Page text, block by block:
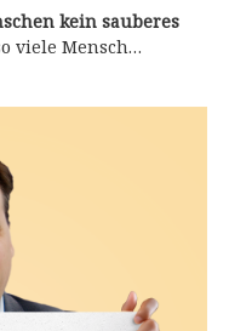
kein sauberes
viele Mensch…